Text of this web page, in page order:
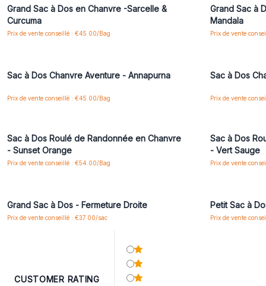
Grand Sac à Dos en Chanvre -Sarcelle &
Curcuma
Prix de vente conseillé : €45.00/Bag
Grand Sac à
Mandala
Prix de vente
Sac à Dos Chanvre Aventure - Annapurna
Prix de vente conseillé : €45.00/Bag
Sac à Dos
Prix de vente
Sac à Dos Roulé de Randonnée en Chanvre
- Sunset Orange
Prix de vente conseillé : €54.00/Bag
Sac à Dos
- Vert Sauge
Prix de vente
Grand Sac à Dos - Fermeture Droite
Prix de vente conseillé : €37.00/sac
Petit Sac à
Prix de vente
CUSTOMER RATING